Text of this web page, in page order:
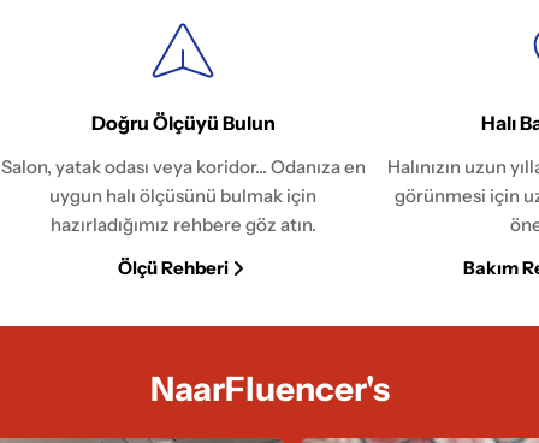
Doğru Ölçüyü Bulun
Salon, yatak odası veya koridor... Odanıza en
uygun halı ölçüsünü bulmak için
hazırladığımız rehbere göz atın.
Ölçü Rehberi
Halı
Halınızın uzun
görünmesi için
Bakım
NaarFluencer's